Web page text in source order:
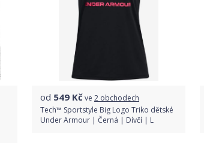
od 549 Kčve 2 obchodech
Tech™ Sportstyle Big Logo Triko dětské
Under Armour | Černá | Dívčí | L